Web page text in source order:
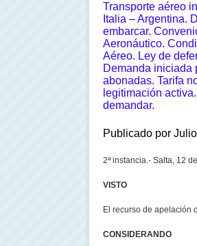
Transporte aéreo
Italia – Argentina.
embarcar.
Aeronáutico.
Aéreo. Ley de
Demanda iniciada
abonadas. Tarifa
legitimación
demandar.
Publicado por
2ª instancia.- Sal ta, 12
VISTO
El recurso de apelación
CONSIDERANDO